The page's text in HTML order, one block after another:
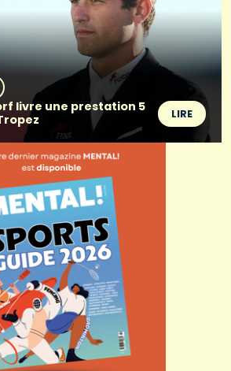
livre une prestation 5
LIRE